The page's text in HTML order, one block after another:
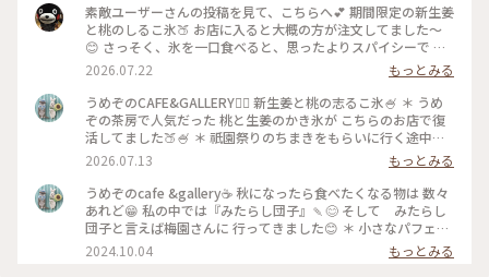
素敵ユーザーさんの投稿を見て、こちらへ💕 期間限定の新生姜
と桃のしるこ氷🍑 お店に入ると大概の方が注文してました〜
😊 さっそく、氷を一口食べると、思ったよりスパイシーで 生
姜の風味が口いっぱい広がります🥰 氷で生姜…はじめて…！
桃も程よい量で、食べ進めると下には、こし餡！ だから、し
るこなんですね〜🤔 頼んだ時は、何でだろうと思ったけど、な
るほど〜です😘 この後も、山鉾巡りなので、あっという間に
汗💦になるけど、 真夏に食べるかき氷🍧、魅力的ですよね✨✨
2026.07.22
もっとみる
うめぞのCAFE&GALLERY🏳️‍🌈 新生姜と桃の志るこ氷🍧 ＊ うめ
ぞの茶房で人気だった 桃と生姜のかき氷が こちらのお店で復
活してました🍑🍧 ＊ 祇園祭りのちまきをもらいに行く途中に
寄ろうかなどうしようかな？と 考えながら前を通ったら桃氷
の看板でていたので スルーできませんでした😆 ＊ ぴりりとく
る新生姜のシロップが すごいアクセントになって🫚 合間合間
にみずみずしい桃のスライスを いただきます🍑 ちょっと見え
づらいですが 中にはもっちり白玉と そしてこし餡が入ってい
るので 最後には、しるこ氷としていただきました😊 ＊ 人気か
き氷だけに🍧 私が最後の一杯だったようで 注文したあとにす
2026.07.13
もっとみる
うめぞのcafe &gallery☕️ 秋になったら食べたくなる物は 数々
あれど😁 私の中では『みたらし団子』🍡😊 そして みたらし
団子と言えば梅園さんに 行ってきました😊 ＊ 小さなパフェと
みたらし団子のセット🩷 この小さなパフェのセットが復活し
て 小躍りです😁 パフェにはわらび餅と小さな抹茶アイスとク
2024.10.04 もっとみる